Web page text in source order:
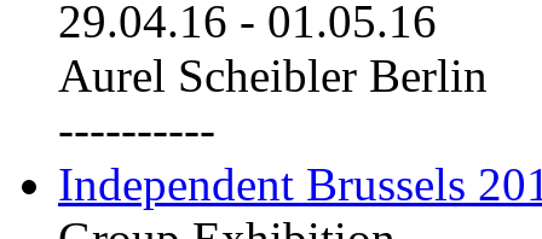
29.04.16 - 01.05.16
Aurel Scheibler Berlin
----------
Independent Brussels